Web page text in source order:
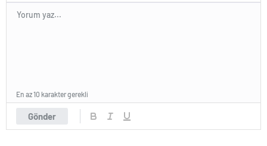
Gönder
En az 10 karakter gerekli